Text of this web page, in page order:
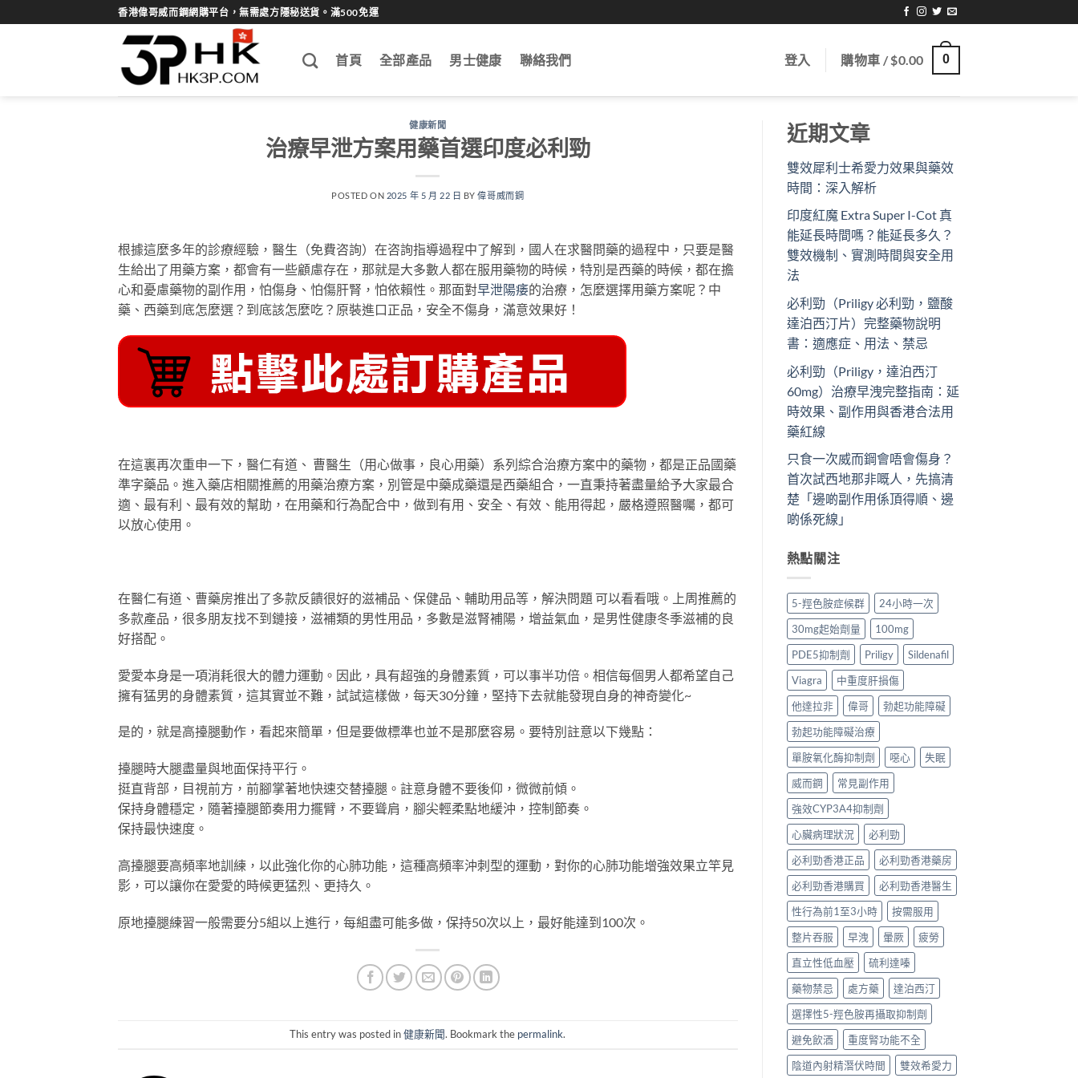
to
香港偉哥威而鋼網購平台，無需處方隱秘送貨。滿500免運
首頁 全部產品 男士健康 聯絡我們 登入 購物車 /$0.00 0
健康新聞
治療早泄方案用藥首選印度必利勁
POSTED ON 2025 年 5 月 22 日 BY偉哥威而鋼
根據這麼多年的診療經驗，醫生（免費咨詢）在咨詢指導過程中了解到，國人在求醫問藥的過程中，只要是醫
生給出了用藥方案，都會有一些顧慮存在，那就是大多數人都在服用藥物的時候，特別是西藥的時候，都在擔
心和憂慮藥物的副作用，怕傷身、怕傷肝腎，怕依賴性。那面對早泄陽痿的治療，怎麼選擇用藥方案呢？中
藥、西藥到底怎麼選？到底該怎麼吃？原裝進口正品，安全不傷身，滿意效果好！
在這裏再次重申一下，醫仁有道、 曹醫生（用心做事，良心用藥）系列綜合治療方案中的藥物，都是正品國藥
準字藥品。進入藥店相關推薦的用藥治療方案，別管是中藥成藥還是西藥組合，一直秉持著盡量給予大家最合
適、最有利、最有效的幫助，在用藥和行為配合中，做到有用、安全、有效、能用得起，嚴格遵照醫囑，都可
以放心使用。
在醫仁有道、曹藥房推出了多款反饋很好的滋補品、保健品、輔助用品等，解決問題 可以看看哦。上周推薦的
多款產品，很多朋友找不到鏈接，滋補類的男性用品，多數是滋腎補陽，增益氣血，是男性健康冬季滋補的良
好搭配。
愛愛本身是一項消耗很大的體力運動。因此，具有超強的身體素質，可以事半功倍。相信每個男人都希望自己
擁有猛男的身體素質，這其實並不難，試試這樣做，每天30分鐘，堅持下去就能發現自身的神奇變化~
是的，就是高擡腿動作，看起來簡單，但是要做標準也並不是那麼容易。要特別註意以下幾點：
擡腿時大腿盡量與地面保持平行。
挺直背部，目視前方，前腳掌著地快速交替擡腿。註意身體不要後仰，微微前傾。
保持身體穩定，隨著擡腿節奏用力擺臂，不要聳肩，腳尖輕柔點地緩沖，控制節奏。
保持最快速度。
高擡腿要高頻率地訓練，以此強化你的心肺功能，這種高頻率沖刺型的運動，對你的心肺功能增強效果立竿見
影，可以讓你在愛愛的時候更猛烈、更持久。
原地擡腿練習一般需要分5組以上進行，每組盡可能多做，保持50次以上，最好能達到100次。
This entry was posted in健康新聞. Bookmark the permalink.
近期文章
雙效犀利士希愛力效果與藥效
時間：深入解析
印度紅魔 Extra Super I-Cot 真
能延長時間嗎？能延長多久？
雙效機制、實測時間與安全用
法
必利勁（Priligy 必利勁，鹽酸
達泊西汀片）完整藥物說明
書：適應症、用法、禁忌
必利勁（Priligy，達泊西汀
60mg）治療早洩完整指南：延
時效果、副作用與香港合法用
藥紅線
只食一次威而鋼會唔會傷身？
首次試西地那非嘅人，先搞清
楚「邊啲副作用係頂得順、邊
啲係死線」
熱點關注
5-羥色胺症候群
24小時一次
30mg起始劑量
100mg
PDE5抑制劑
Priligy
Sildenafil
Viagra
中重度肝損傷
他達拉非
偉哥
勃起功能障礙
勃起功能障礙治療
單胺氧化酶抑制劑
噁心
失眠
威而鋼
常見副作用
強效CYP3A4抑制劑
心臟病理狀況
必利勁
必利勁香港正品
必利勁香港藥房
必利勁香港購買
必利勁香港醫生
性行為前1至3小時
按需服用
整片吞服
早洩 暈厥
疲勞
直立性低血壓
硫利達嗪
藥物禁忌
處方藥
達泊西汀
選擇性5-羥色胺再攝取抑制劑
避免飲酒
重度腎功能不全
陰道內射精潛伏時間
雙效希愛力